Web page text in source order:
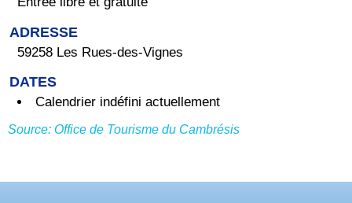
ADRESSE
59258 Les Rues-des-Vignes
DATES
Calendrier indéfini actuellement
Source: Office de Tourisme du Cambrésis